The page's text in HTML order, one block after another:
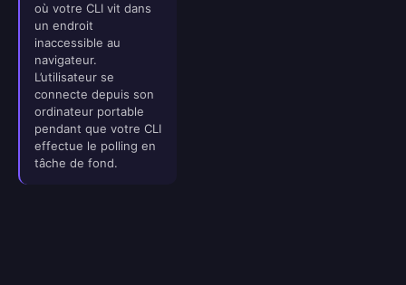
où votre CLI vit dans
un endroit
inaccessible au
navigateur.
L’utilisateur se
connecte depuis son
ordinateur portable
pendant que votre CLI
effectue le polling en
tâche de fond.